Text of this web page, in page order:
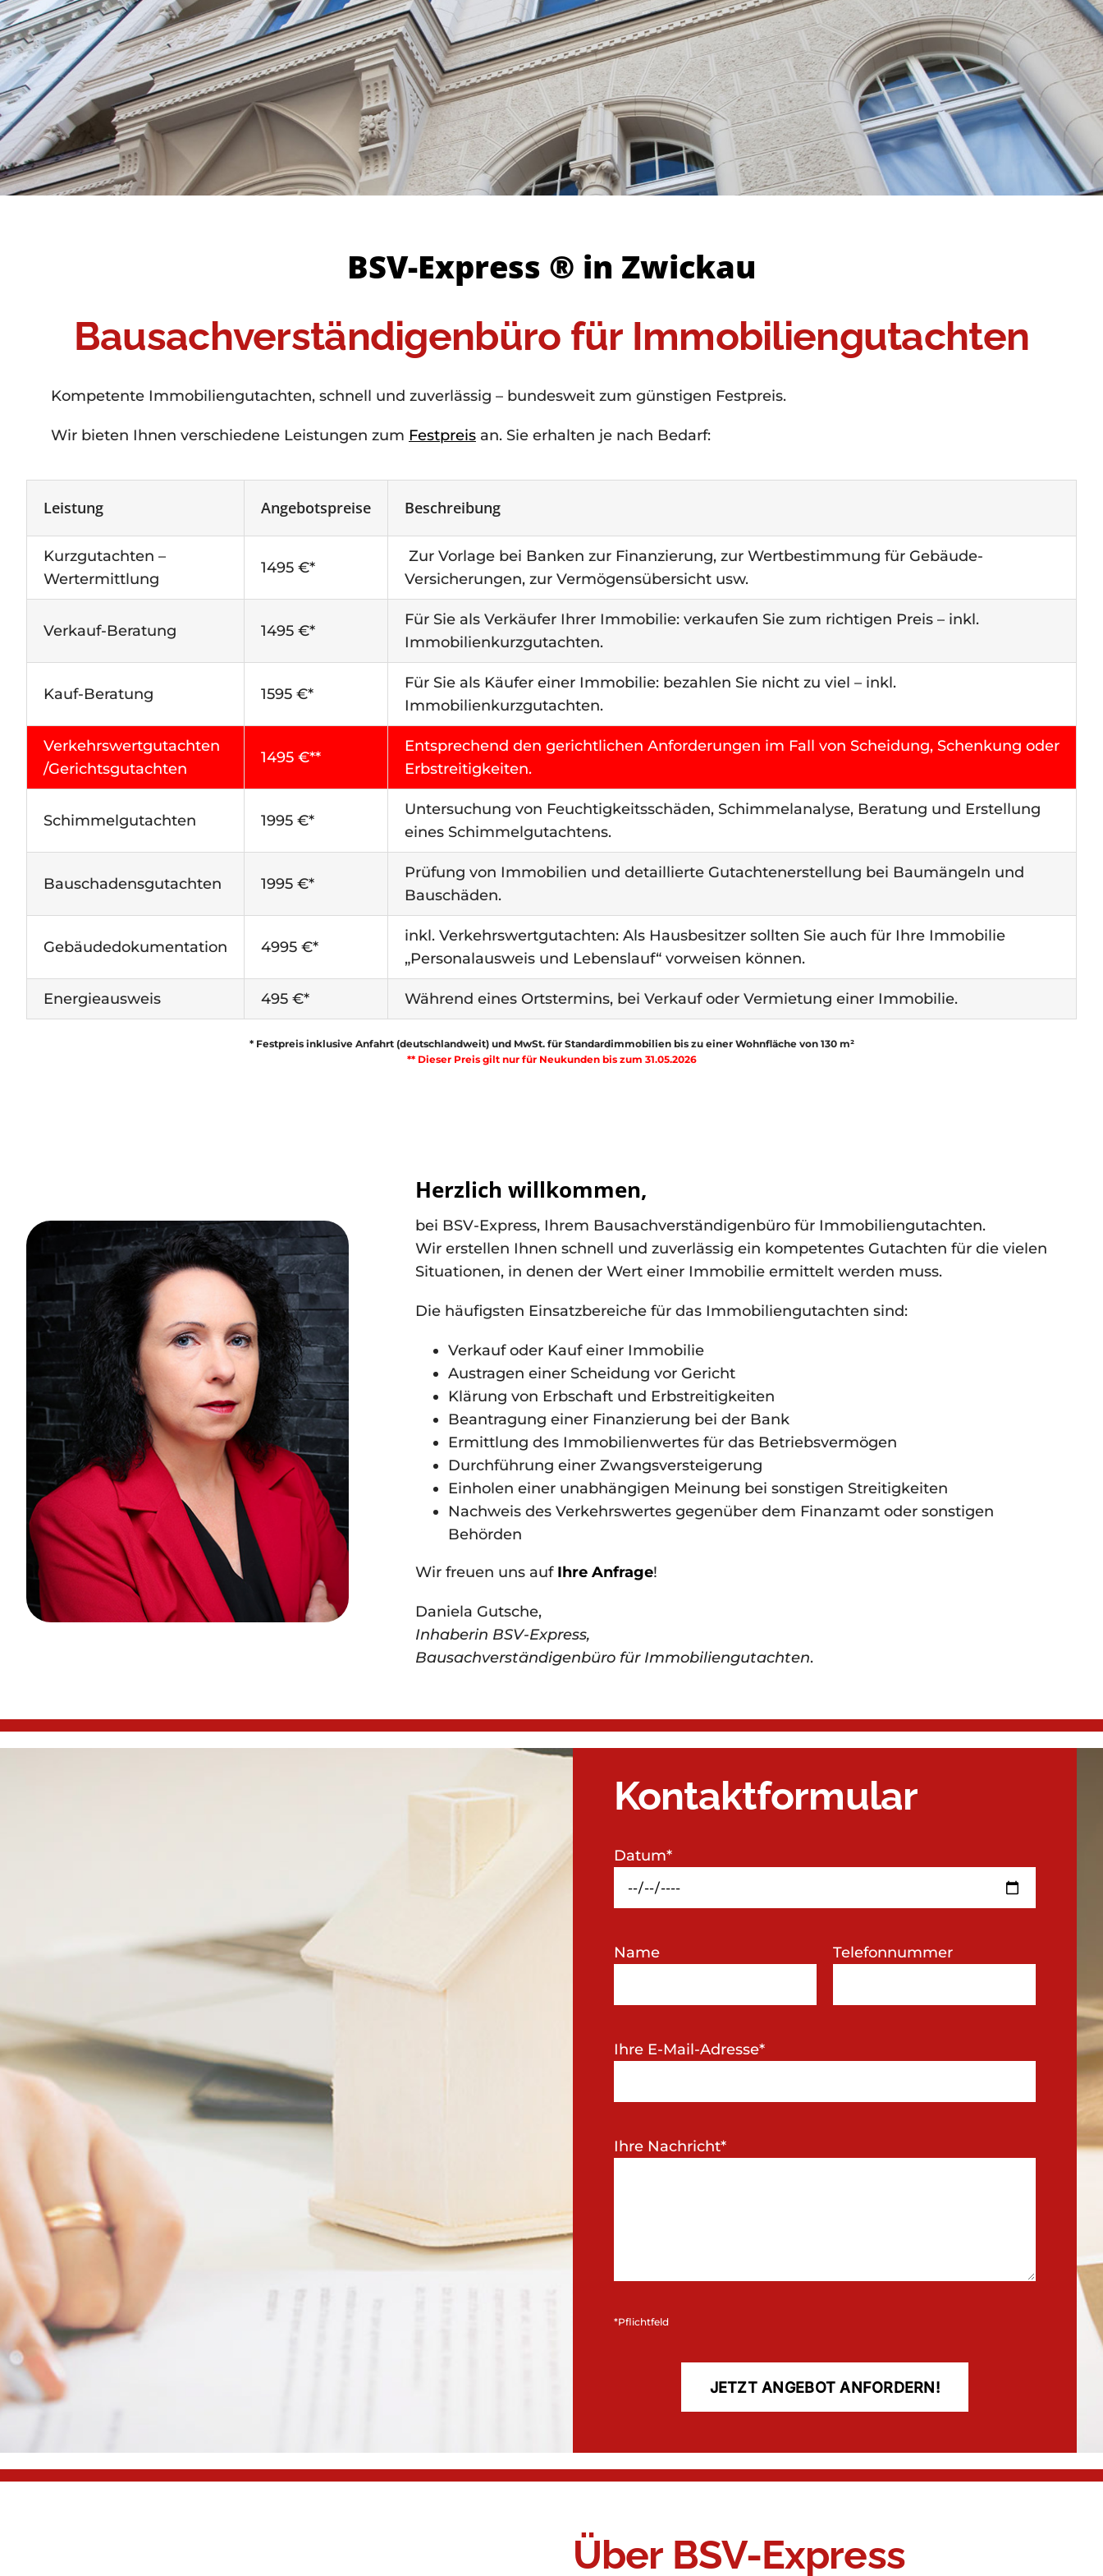
BSV-Express ® in Zwickau
Bausachverständigenbüro für Immobiliengutachten
Kompetente Immobiliengutachten, schnell und zuverlässig – bundesweit zum günstigen Festpreis.
Wir bieten Ihnen verschiedene Leistungen zum Festpreisan. Sie erhalten je nach Bedarf:
Leistung Angebotspreise Beschreibung
Kurzgutachten –
Wertermittlung
1495 €*
Zur Vorlage bei Banken zur Finanzierung, zur Wertbestimmung für Gebäude-
Versicherungen, zur Vermögensübersicht usw.
Verkauf-Beratung 1495 €*
Für Sie als Verkäufer Ihrer Immobilie: verkaufen Sie zum richtigen Preis – inkl.
Immobilienkurzgutachten.
Kauf-Beratung 1595 €*
Für Sie als Käufer einer Immobilie: bezahlen Sie nicht zu viel – inkl.
Immobilienkurzgutachten.
Verkehrswertgutachten
/Gerichtsgutachten
1495 €**
Entsprechend den gerichtlichen Anforderungen im Fall von Scheidung, Schenkung oder
Erbstreitigkeiten.
Schimmelgutachten 1995 €*
Untersuchung von Feuchtigkeitsschäden, Schimmelanalyse, Beratung und Erstellung
eines Schimmelgutachtens.
Bauschadensgutachten 1995 €*
Prüfung von Immobilien und detaillierte Gutachtenerstellung bei Baumängeln und
Bauschäden.
Gebäudedokumentation 4995 €*
inkl. Verkehrswertgutachten: Als Hausbesitzer sollten Sie auch für Ihre Immobilie
„Personalausweis und Lebenslauf“ vorweisen können.
Energieausweis 495 €* Während eines Ortstermins, bei Verkauf oder Vermietung einer Immobilie.
* Festpreis inklusive Anfahrt (deutschlandweit) und MwSt. für Standardimmobilien bis zu einer Wohnfläche von 130 m²
** Dieser Preis gilt nur für Neukunden bis zum 31.05.2026
Herzlich willkommen,
bei BSV-Express, Ihrem Bausachverständigenbüro für Immobiliengutachten.
Wir erstellen Ihnen schnell und zuverlässig ein kompetentes Gutachten für die vielen
Situationen, in denen der Wert einer Immobilie ermittelt werden muss.
Die häufigsten Einsatzbereiche für das Immobiliengutachten sind:
Verkauf oder Kauf einer Immobilie
Austragen einer Scheidung vor Gericht
Klärung von Erbschaft und Erbstreitigkeiten
Beantragung einer Finanzierung bei der Bank
Ermittlung des Immobilienwertes für das Betriebsvermögen
Durchführung einer Zwangsversteigerung
Einholen einer unabhängigen Meinung bei sonstigen Streitigkeiten
Nachweis des Verkehrswertes gegenüber dem Finanzamt oder sonstigen
Behörden
Wir freuen uns auf Ihre Anfrage!
Daniela Gutsche,
Inhaberin BSV-Express,
Bausachverständigenbüro für Immobiliengutachten.
Kontaktformular
Datum*
Name Telefonnummer
Ihre E-Mail-Adresse*
Ihre Nachricht*
*Pflichtfeld
Über BSV-Express